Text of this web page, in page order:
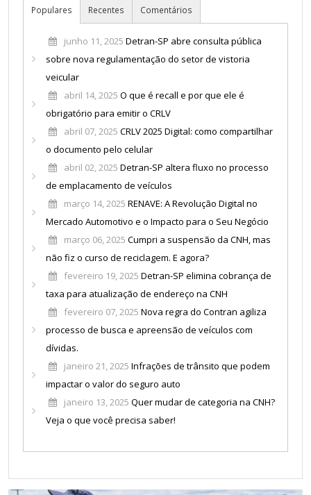
Populares
junho 11, 2025 Detran-SP abre consulta pública
sobre nova regulamentação do setor de vistoria
veicular
abril 14, 2025 O que é recall e por que ele é
obrigatório para emitir o CRLV
abril 07, 2025 CRLV 2025 Digital: como compartilhar
o documento pelo celular
abril 02, 2025 Detran-SP altera fluxo no processo
de emplacamento de veículos
março 14, 2025 RENAVE: A Revolução Digital no
Mercado Automotivo e o Impacto para o Seu Negócio
março 06, 2025 Cumpri a suspensão da CNH, mas
não fiz o curso de reciclagem. E agora?
fevereiro 19, 2025 Detran-SP elimina cobrança de
taxa para atualização de endereço na CNH
fevereiro 07, 2025 Nova regra do Contran agiliza
processo de busca e apreensão de veículos com
dívidas.
janeiro 21, 2025 Infrações de trânsito que podem
impactar o valor do seguro auto
janeiro 13, 2025 Quer mudar de categoria na CNH?
Veja o que você precisa saber!
Recentes Comentários